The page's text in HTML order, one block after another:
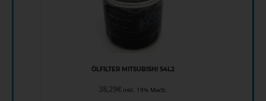
ÖLFILTER MITSUBISHI S4L2
38,29€ inkl. 19% MwSt.